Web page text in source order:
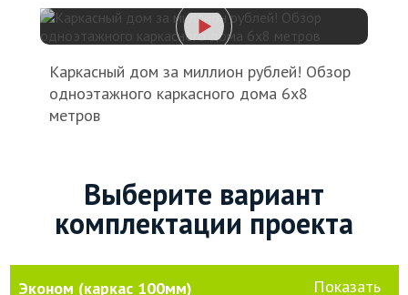
Каркасный дом за миллион рублей! Обзор
одноэтажного каркасного дома 6х8
метров
Выберите вариант
комплектации проекта
Эконом (каркас 100мм) Показать